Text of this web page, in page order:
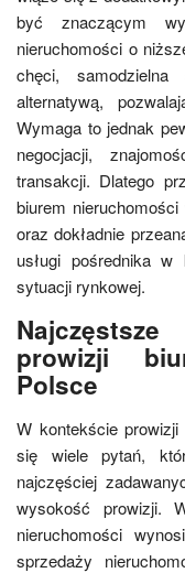
być znaczącym
nieruchomości o
chęci,
alternatywą,
Wymaga to jednak
negocjacji,
transakcji. Dlatego
biurem
oraz dokładnie
usługi pośrednika w
sytuacji rynkowej.
prowizji
Polsce
W kontekście
się wiele pytań,
najczęściej
wysokość prowizji.
nieruchomości
sprzedaży